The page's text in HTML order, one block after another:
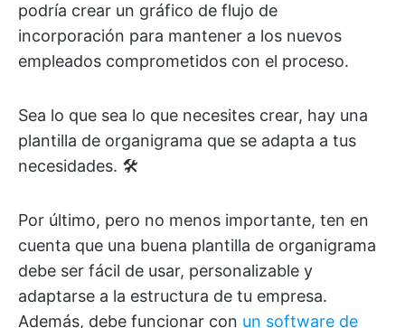
podría crear un gráfico de flujo de
incorporación para mantener a los nuevos
empleados comprometidos con el proceso.
Sea lo que sea lo que necesites crear, hay una
plantilla de organigrama que se adapta a tus
necesidades. 🛠️
Por último, pero no menos importante, ten en
cuenta que una buena plantilla de organigrama
debe ser fácil de usar, personalizable y
adaptarse a la estructura de tu empresa.
Además, debe funcionar con un software de